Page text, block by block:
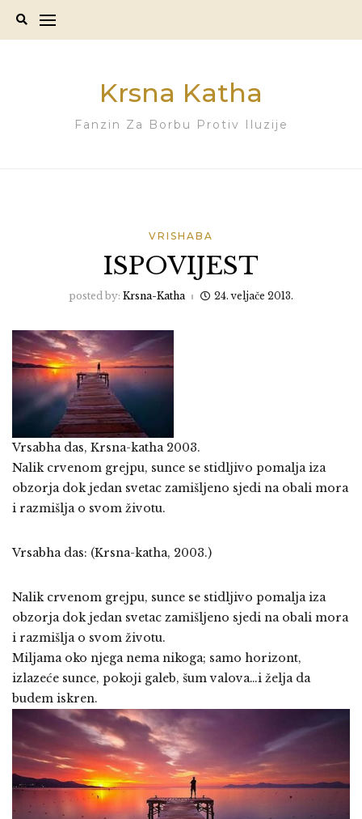
Krsna Katha
Fanzin Za Borbu Protiv Iluzije
VRISHABA
ISPOVIJEST
posted by: Krsna-Katha 24. veljače 2013.
Vrsabha das, Krsna-katha 2003.
Nalik crvenom grejpu, sunce se stidljivo pomalja iza
obzorja dok jedan svetac zamišljeno sjedi na obali mora
i razmišlja o svom životu.
Vrsabha das: (Krsna-katha, 2003.)
Nalik crvenom grejpu, sunce se stidljivo pomalja iza
obzorja dok jedan svetac zamišljeno sjedi na obali mora
i razmišlja o svom životu.
Miljama oko njega nema nikoga; samo horizont,
izlazeće sunce, pokoji galeb, šum valova…i želja da
budem iskren.